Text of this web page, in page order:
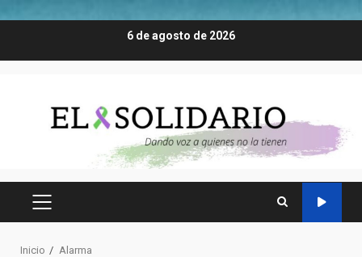
6 de agosto de 2026
MENÚ
Inicio Alarma